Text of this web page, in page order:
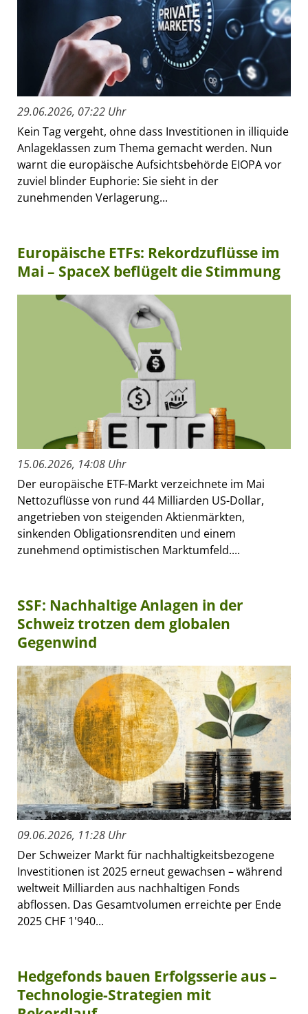
29.06.2026, 07:22 Uhr
Kein Tag vergeht, ohne dass Investitionen in illiquide
Anlageklassen zum Thema gemacht werden. Nun
warnt die europäische Aufsichtsbehörde EIOPA vor
zuviel blinder Euphorie: Sie sieht in der
zunehmenden Verlagerung...
Europäische ETFs: Rekordzuflüsse im
Mai – SpaceX beflügelt die Stimmung
15.06.2026, 14:08 Uhr
Der europäische ETF-Markt verzeichnete im Mai
Nettozuflüsse von rund 44 Milliarden US-Dollar,
angetrieben von steigenden Aktienmärkten,
sinkenden Obligationsrenditen und einem
zunehmend optimistischen Marktumfeld....
SSF: Nachhaltige Anlagen in der
Schweiz trotzen dem globalen
Gegenwind
09.06.2026, 11:28 Uhr
Der Schweizer Markt für nachhaltigkeitsbezogene
Investitionen ist 2025 erneut gewachsen – während
weltweit Milliarden aus nachhaltigen Fonds
abflossen. Das Gesamtvolumen erreichte per Ende
2025 CHF 1'940...
Hedgefonds bauen Erfolgsserie aus –
Technologie-Strategien mit